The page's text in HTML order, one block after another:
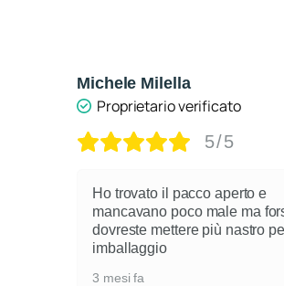
Michele Milella
Proprietario verificato
5/5
Ho trovato il pacco aperto e
mancavano poco male ma
dovreste mettere più nastro
imballaggio
3 mesi fa